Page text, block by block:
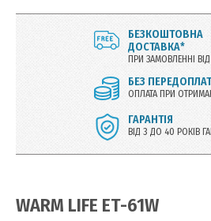
БЕЗКОШТОВНА
ДОСТАВКА*
ПРИ ЗАМОВЛЕННІ
БЕЗ
ОПЛАТА ПРИ
ГАРАНТІЯ
ВІД 3 ДО 40 РОКІВ
WARM LIFE ET-61W